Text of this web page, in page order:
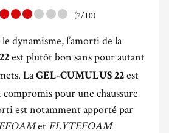
(7/10)
dynamisme, l’amorti de la
est plutôt bon sans pour autant
LaGEL-CUMULUS 22 est
pour une chaussure
est notamment apporté par
et FLYTEFOAM